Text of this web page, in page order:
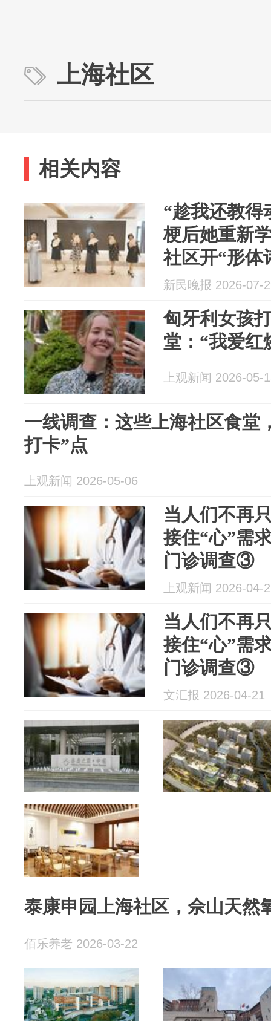
上海社区
相关内容
“趁我还教得
梗后她重新
社区开“形体
新民晚报 2026-07-
匈牙利女孩
堂：“我爱红
上观新闻 2026-05-
一线调查：这些上海社区食堂
打卡”点
上观新闻 2026-05-06
当人们不再
接住“心”需
门诊调查③
上观新闻 2026-04-
当人们不再
接住“心”需
门诊调查③
文汇报 2026-04-21
泰康申园上海社区，佘山天然
佰乐养老 2026-03-22